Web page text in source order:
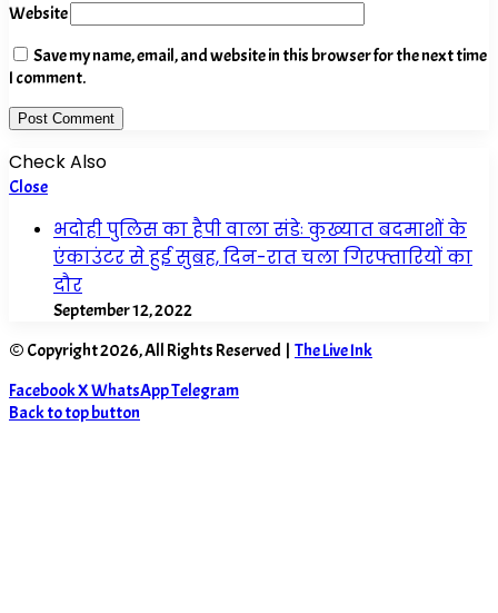
Website
Save my name, email, and website in this browser for the next time
I comment.
Check Also
Close
भदोही पुलिस का हैपी वाला संडेः कुख्यात बदमाशों के
एंकाउंटर से हुई सुबह, दिन-रात चला गिरफ्तारियों का
दौर
September 12, 2022
© Copyright 2026, All Rights Reserved | The Live Ink
FacebookXWhatsAppTelegram
Back to top button